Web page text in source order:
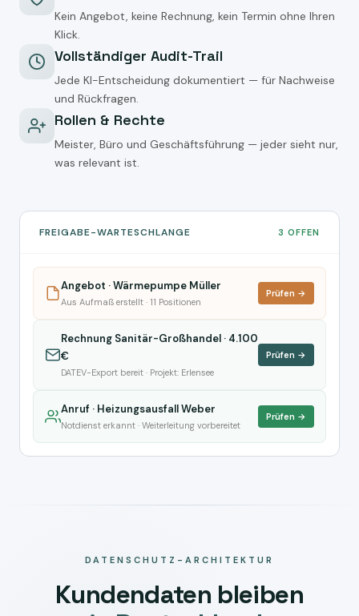
Kein Angebot, keine Rechnung, kein Termin ohne Ihren
Klick.
Vollständiger Audit-Trail
Jede KI-Entscheidung dokumentiert — für Nachweise
und Rückfragen.
Rollen & Rechte
Meister, Büro und Geschäftsführung — jeder sieht nur,
was relevant ist.
FREIGABE-WARTESCHLANGE 3 OFFEN
Angebot · Wärmepumpe Müller
Aus Aufmaß erstellt · 11 Positionen
Prüfen →
Rechnung Sanitär-Großhandel · 4.100
€
DATEV-Export bereit · Projekt: Erlensee
Prüfen →
Anruf · Heizungsausfall Weber
Notdienst erkannt · Weiterleitung vorbereitet
Prüfen →
DATENSCHUTZ-ARCHITEKTUR
Kundendaten bleiben